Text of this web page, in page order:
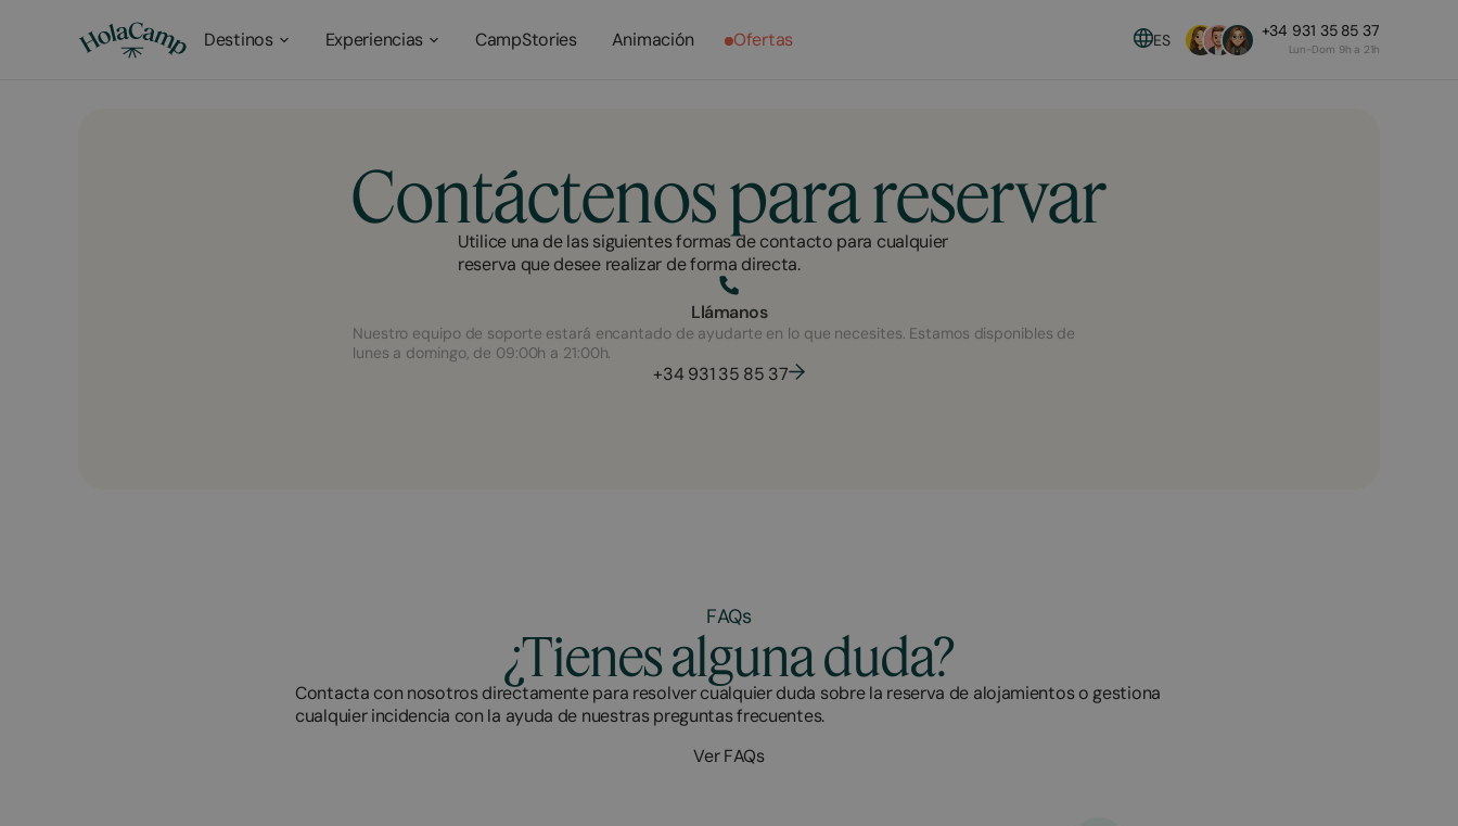
Destinos Experiencias CampStories Animación Ofertas ES +34 931 35 85 37
Lun-Dom 9h a 21h
Contáctenos para reservar
Utilice una de las siguientes formas de contacto para cualquier
reserva que desee realizar de forma directa.
Llámanos
Nuestro equipo de soporte estará encantado de ayudarte en lo que necesites. Estamos disponibles de
lunes a domingo, de 09:00h a 21:00h.
+34 931 35 85 37
FAQs
¿Tienes alguna duda?
Contacta con nosotros directamente para resolver cualquier duda sobre la reserva de alojamientos o gestiona
cualquier incidencia con la ayuda de nuestras preguntas frecuentes.
Ver FAQs